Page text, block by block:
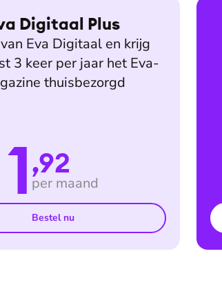
Digitaal Plus
Eva Digitaal en krijg
3 keer per jaar het Eva-
thuisbezorgd
1,92
per maand
Bestel nu